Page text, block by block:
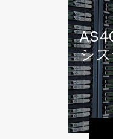
シ